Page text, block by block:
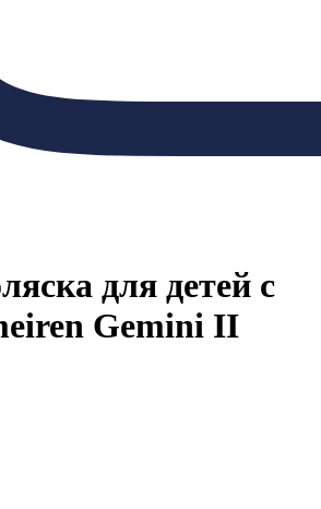
для детей с
Gemini II